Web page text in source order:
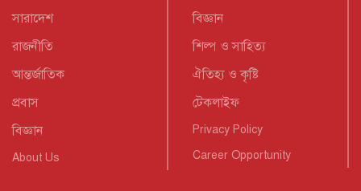
সারাদেশ
রাজনীতি
আন্তর্জাতিক
প্রবাস
বিজ্ঞান
About Us
বিজ্ঞান
শিল্প ও সাহিত্য
ঐতিহ্য ও কৃষ্টি
টেকলাইফ
Privacy Policy
Career Opportunity